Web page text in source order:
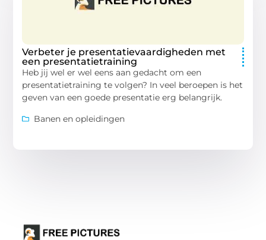
Verbeter je presentatievaardigheden met
een presentatietraining
Heb jij wel er wel eens aan gedacht om een
presentatietraining te volgen? In veel beroepen is het
geven van een goede presentatie erg belangrijk.
Banen en opleidingen